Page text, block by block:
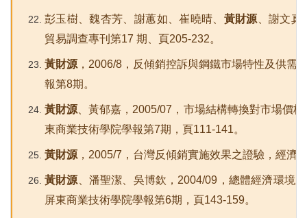
彭玉樹、魏杏芳、謝蕙如、崔曉晴、 黃財源 、謝文
貿易調查專刊第17 期、頁205-232。
黃財源 ，2006/8，反傾銷控訴與鋼鐵市場特性及供需
報第8期。
黃財源 、黃郁嘉，2005/07，市場結構轉換對市場價
東商業技術學院學報第7期，頁111-141。
黃財源 ，2005/7，台灣反傾銷實施效果之證驗，經濟
黃財源 、潘聖潔、吳博欽，2004/09，總體經濟環境
屏東商業技術學院學報第6期，頁143-159。